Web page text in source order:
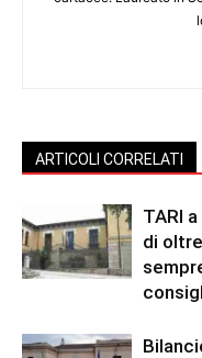
ARTICOLI CORRELATI
TARI
di